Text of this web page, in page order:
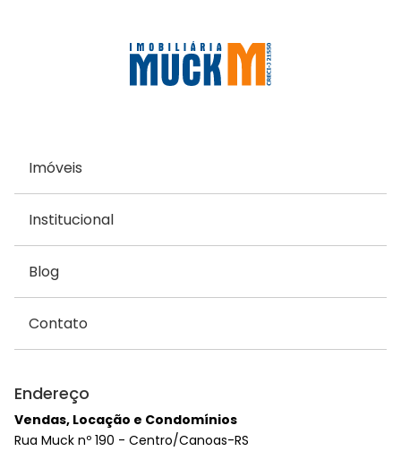
Imóveis
Institucional
Blog
Contato
Endereço
Vendas, Locação e Condomínios
Rua Muck nº 190 - Centro/Canoas-RS